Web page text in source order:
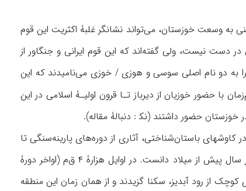
به وسعت خوزستان، می‌تواند نشانگر غلبۀ اکثریت این قوم
دست نیست، ولی گفته‌اند که این قوم ایرانی و جنگاور از
در دورۀ ایلامی، ساکنان خوزستان را به دو نام اصلی سوسی و هوزی / خوزی می‌نامیدند که این
با حضور خوزیان از دیرباز تـا قرون اولیـۀ اسلامی در این
خوزستان حضور داشتند (نک‍ : دنبالۀ مقاله).
باستان‌شناختی، آثاری از دوره‌های پارینه‌سنگی تا
نوسنگی یافت شده است که دیرینگی آنها به عهدی بازمی‌گردد که می‌توان آن را میان ۱۵ تا ۱۰ هزار سال پیش از میلاد دانست. در اوایل هزارۀ ۴ ق‌م (اواخر دورۀ
از رود آبدیز، سکنا گزیدند و از همان زمان این منطقه